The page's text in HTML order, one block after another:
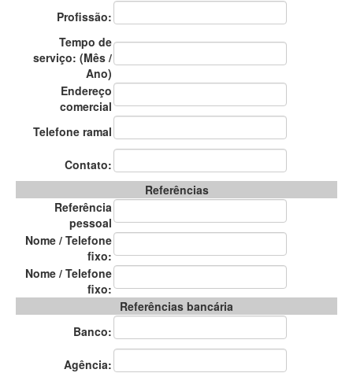
Profissão:
Tempo de
serviço: (Mês /
Ano)
Endereço
comercial
Telefone ramal
Contato:
Referências
Referência
pessoal
Nome / Telefone
fixo:
Nome / Telefone
fixo:
Referências bancária
Banco:
Agência: